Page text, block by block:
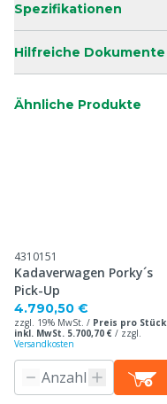
Spezifikationen
Hilfreiche Dokumente
Ähnliche Produkte
4310151
Kadaverwagen Porky´s
Pick-Up
4.790,50 €
zzgl. 19% MwSt. / Preis pro Stück
inkl. MwSt. 5.700,70 € / zzgl.
Versandkosten